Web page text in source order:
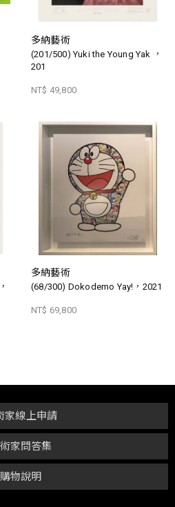
多納藝術
(201/500) Yuki the Young Yak ，
201
NT$ 49,800
多納藝術
(68/300) Dokodemo Yay!，2021
NT$ 69,800
購物說明
家問答集
家線上申請